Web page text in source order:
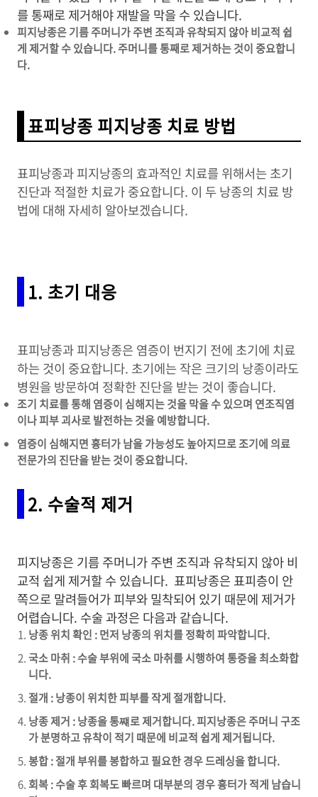
를 통째로 제거해야 재발을 막을 수 있습니다.
피지낭종은 기름 주머니가 주변 조직과 유착되지 않아 비교적 쉽
게 제거할 수 있습니다. 주머니를 통째로 제거하는 것이 중요합니
다.
표피낭종 피지낭종 치료 방법
표피낭종과 피지낭종의 효과적인 치료를 위해서는 초기
진단과 적절한 치료가 중요합니다. 이 두 낭종의 치료 방
법에 대해 자세히 알아보겠습니다.
1. 초기 대응
표피낭종과 피지낭종은 염증이 번지기 전에 초기에 치료
하는 것이 중요합니다. 초기에는 작은 크기의 낭종이라도
병원을 방문하여 정확한 진단을 받는 것이 좋습니다.
조기 치료를 통해 염증이 심해지는 것을 막을 수 있으며 연조직염
이나 피부 괴사로 발전하는 것을 예방합니다.
염증이 심해지면 흉터가 남을 가능성도 높아지므로 조기에 의료
전문가의 진단을 받는 것이 중요합니다.
2. 수술적 제거
피지낭종은 기름 주머니가 주변 조직과 유착되지 않아 비
교적 쉽게 제거할 수 있습니다. 표피낭종은 표피층이 안
쪽으로 말려들어가 피부와 밀착되어 있기 때문에 제거가
어렵습니다. 수술 과정은 다음과 같습니다.
낭종 위치 확인 : 먼저 낭종의 위치를 정확히 파악합니다.
국소 마취 : 수술 부위에 국소 마취를 시행하여 통증을 최소화합
니다.
절개 : 낭종이 위치한 피부를 작게 절개합니다.
낭종 제거 : 낭종을 통쨰로 제거합니다. 피지낭종은 주머니 구조
가 분명하고 유착이 적기 때문에 비교적 쉽게 제거됩니다.
봉합 : 절개 부위를 봉합하고 필요한 경우 드레싱을 합니다.
회복 : 수술 후 회복도 빠르며 대부분의 경우 흉터가 적게 남습니